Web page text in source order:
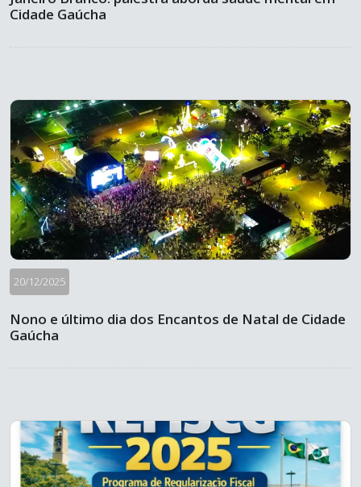
Cidade Gaúcha
20/12/2025
Nono e último dia dos Encantos de Natal de Cidade
Gaúcha